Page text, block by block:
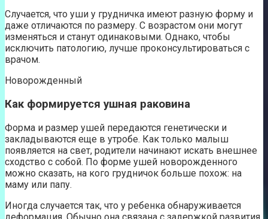
Случается, что уши у грудничка имеют разную форму и
даже отличаются по размеру. С возрастом они могут
изменяться и станут одинаковыми. Однако, чтобы
исключить патологию, лучше проконсультироваться с
врачом.
Новорожденный
Как формируется ушная раковина
Форма и размер ушей передаются генетически и
закладываются еще в утробе. Как только малыш
появляется на свет, родители начинают искать внешнее
сходство с собой. По форме ушей новорожденного
можно сказать, на кого грудничок больше похож: на
маму или папу.
Иногда случается так, что у ребенка обнаруживается
деформация. Обычно она связана с задержкой развития